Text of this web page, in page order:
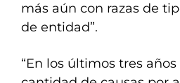
más aún con razas de
de entidad”.
“En los últimos tres